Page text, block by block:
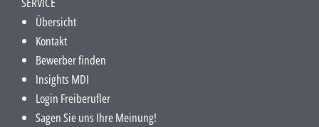
Übersicht
Kontakt
Bewerber finden
Insights MDI
Login Freiberufler
Sagen Sie uns Ihre Meinung!